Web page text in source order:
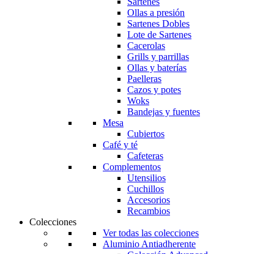
Ollas a presión
Sartenes Dobles
Lote de Sartenes
Cacerolas
Grills y parrillas
Ollas y baterías
Paelleras
Cazos y potes
Woks
Bandejas y fuentes
Mesa
Cubiertos
Café y té
Cafeteras
Complementos
Utensilios
Cuchillos
Accesorios
Recambios
Colecciones
Ver todas las colecciones
Aluminio Antiadherente